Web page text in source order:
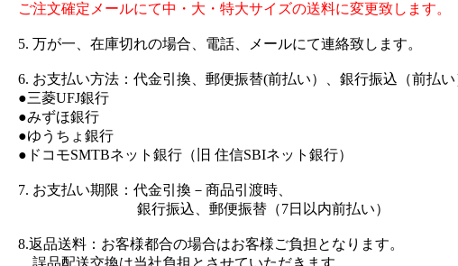
ご注文確定メールにて中・大・特大サイズの送料に変更致します。
5. 万が一、在庫切れの場合、電話、メールにて連絡致します。
6. お支払い方法：代金引換、郵便振替(前払い）、銀行振込（前払い
●三菱UFJ銀行
●みずほ銀行
●ゆうちょ銀行
●ドコモSMTBネット銀行（旧 住信SBIネット銀行）
7. お支払い期限：代金引換－商品引渡時、
銀行振込、郵便振替（7日以内前払い）
8.返品送料：お客様都合の場合はお客様ご負担となります。
誤品配送交換は当社負担とさせていただきます。